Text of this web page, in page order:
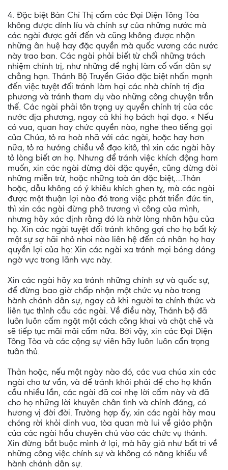
4. Ðặc biệt Bản Chỉ Thị cấm các Ðại Diện Tông Tòa
không được dính líu và chính sự của những nước mà
các ngài được gởi đến và cũng không được nhận
những ân huệ hay đặc quyền mà quốc vương các nước
này trao ban. Các ngài phải biết từ chối những trách
nhiệm chính trị, như những đề nghị làm cố vấn dân sự
chẳng hạn. Thánh Bộ Truyền Giáo đặc biệt nhấn mạnh
đến việc tuyệt đối tránh làm hại các nhà chính trị địa
phương và tránh tham dụ vào những công chuyện trần
thế. Các ngài phải tôn trọng uy quyền chính trị của các
nước địa phương, ngay cả khi họ bách hại đạo. « Nếu
có vua, quan hay chức quyền nào, nghe theo tiếng gọi
của Chúa, tỏ ra hoà nhã với các ngài, hoặc hay hơn
nữa, tỏ ra hướng chiều về đạo kitô, thì xin các ngài hãy
tỏ lòng biết ơn họ. Nhưng để tránh việc khích động ham
muốn, xin các ngài đừng đòi đặc quyền, cũng đừng đòi
những miễn trừ, hoặc những toà án đặc biệt,…Thản
hoặc, dẫu không có ý khiêu khích ghen tỵ, mà các ngài
được một thuận lợi nào đó trong việc phát triển đức tin,
thì xin các ngài đừng phô trương vì công của mình,
nhưng hãy xác định rằng đó là nhờ lòng nhân hậu của
họ. Xin các ngài tuyệt đối tránh không gợi cho họ bất kỳ
một sự sợ hãi nhỏ nhoi nào liên hệ đến cá nhân họ hay
quyền lợi của họ: Xin các ngài xa tránh mọi bóng dáng
ngờ vực trong lãnh vực này.
Xin các ngài hãy xa tránh những chính sự và quốc sự,
để đừng bao giờ chấp nhận một chức vụ nào trong
hành chánh dân sự, ngay cả khi người ta chính thức và
liên tục thỉnh cầu các ngài. Về điều này, Thánh bộ đã
luôn luôn cấm ngặt một cách công khai và chặt chẽ và
sẽ tiếp tục mãi mãi cấm nữa. Bởi vậy, xin các Ðại Diện
Tông Tòa và các cộng sự viên hãy luôn luôn cẩn trọng
tuân thủ.
Thản hoặc, nếu một ngày nào đó, các vua chúa xin các
ngài cho tư vần, và để tránh khỏi phải để cho họ khẩn
cầu nhiều lần, các ngài đã coi nhẹ lời cấm này và đã
cho họ những lời khuyên chân tình và chính đáng, có
hương vị đời đời. Trường hợp ấy, xin các ngài hãy mau
chóng rời khỏi dinh vua, tòa quan mà lui về giáo phận
của các ngài hầu chuyên chú vào các chức vụ thánh.
Xin đừng bắt buộc mình ở lại, mà hãy giả như bất tri về
những công việc chính sự và không có năng khiếu về
hành chánh dân sự.